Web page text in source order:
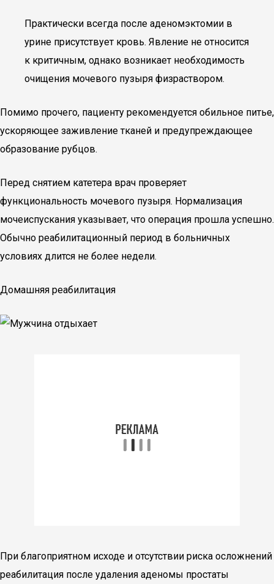
Практически всегда после аденомэктомии в
урине присутствует кровь. Явление не относится
к критичным, однако возникает необходимость
очищения мочевого пузыря физраствором.
Помимо прочего, пациенту рекомендуется обильное питье,
ускоряющее заживление тканей и предупреждающее
образование рубцов.
Перед снятием катетера врач проверяет
функциональность мочевого пузыря. Нормализация
мочеиспускания указывает, что операция прошла успешно.
Обычно реабилитационный период в больничных
условиях длится не более недели.
Домашняя реабилитация
При благоприятном исходе и отсутствии риска осложнений
реабилитация после удаления аденомы простаты